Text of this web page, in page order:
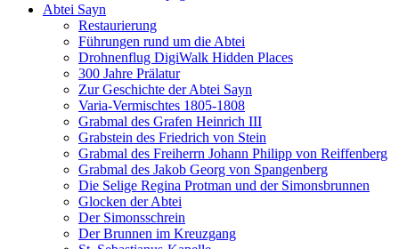
Abtei Sayn
Restaurierung
Führungen rund um die Abtei
Drohnenflug DigiWalk Hidden Places
300 Jahre Prälatur
Zur Geschichte der Abtei Sayn
Varia-Vermischtes 1805-1808
Grabmal des Grafen Heinrich III
Grabstein des Friedrich von Stein
Grabmal des Freiherrn Johann Philipp von Reiffenberg
Grabmal des Jakob Georg von Spangenberg
Die Selige Regina Protman und der Simonsbrunnen
Glocken der Abtei
Der Simonsschrein
Der Brunnen im Kreuzgang